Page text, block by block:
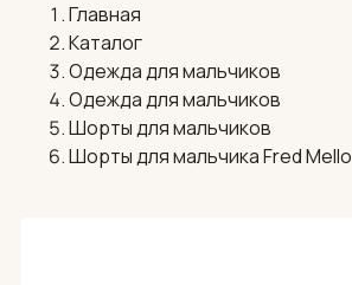
Главная
Каталог
Одежда для мальчиков
Одежда для мальчиков
Шорты для мальчиков
Шорты для мальчика Fred Mello